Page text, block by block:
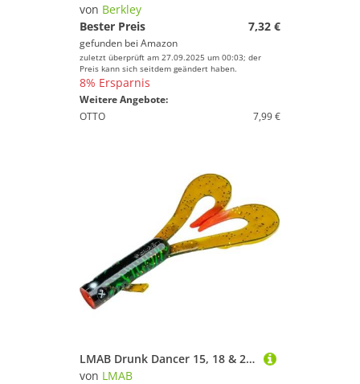
von Berkley
Bester Preis
7,32 €
gefunden bei Amazon
zuletzt überprüft am 27.09.2025 um 00:03; der
Preis kann sich seitdem geändert haben.
8% Ersparnis
Weitere Angebote:
OTTO
7,99 €
LMAB Drunk Dancer 15, 18 & 23 cm - Doppel-Twister Angelköder - Gummiköder für: Hecht & Zander - Hechtköder Zanderköder - Kunstköder Twinler Pike - Toxic Zebra, 23 cm
von LMAB